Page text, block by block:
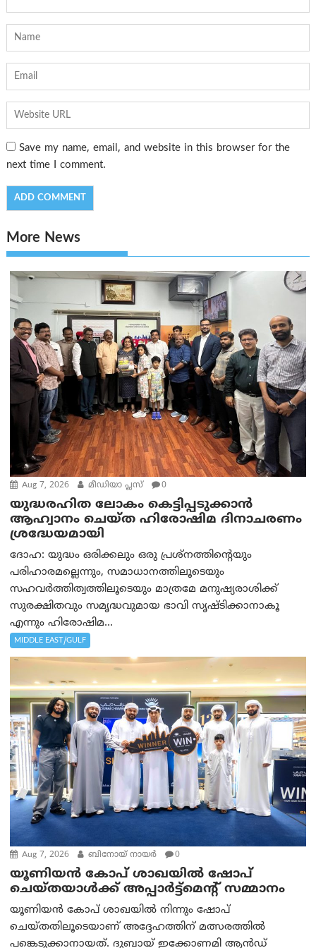
Save my name, email, and website in this browser for the
next time I comment.
More News
Aug 7, 2026 മീഡിയാ പ്ലസ് 0
യുദ്ധരഹിത ലോകം കെട്ടിപ്പടുക്കാന്‍
ആഹ്വാനം ചെയ്ത ഹിരോഷിമ ദിനാചരണം
ശ്രദ്ധേയമായി
ദോഹ: യുദ്ധം ഒരിക്കലും ഒരു പ്രശ്‌നത്തിന്റെയും
പരിഹാരമല്ലെന്നും, സമാധാനത്തിലൂടെയും
സഹവര്‍ത്തിത്വത്തിലൂടെയും മാത്രമേ മനുഷ്യരാശിക്ക്
സുരക്ഷിതവും സമൃദ്ധവുമായ ഭാവി സൃഷ്ടിക്കാനാകൂ
എന്നും ഹിരോഷിമ...
MIDDLE EAST/GULF
Aug 7, 2026 ബിനോയ് നായര്‍ 0
യൂണിയൻ കോപ് ശാഖയിൽ ഷോപ്
ചെയ്തയാൾക്ക് അപ്പാർട്ട്മെന്റ് സമ്മാനം
യൂണിയൻ കോപ് ശാഖയിൽ നിന്നും ഷോപ്
ചെയ്തതിലൂടെയാണ് അദ്ദേഹത്തിന് മത്സരത്തിൽ
പങ്കെടുക്കാനായത്. ദുബായ് ഇക്കോണമി ആൻഡ്